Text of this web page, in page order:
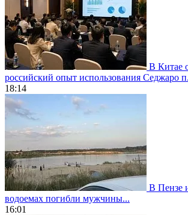
В Китае
российский опыт использования Седжаро
18:14
В Пензе
водоемах погибли мужчины...
16:01